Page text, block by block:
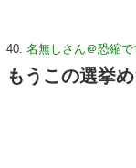
40: 名無しさん＠恐縮で
もうこの選挙